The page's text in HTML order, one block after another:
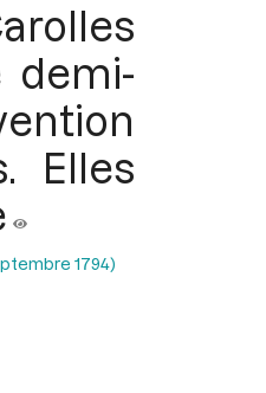
demi-
Elles
1794)